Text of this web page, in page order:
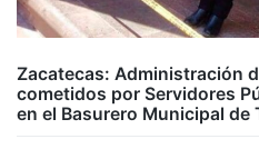
Zacatecas: Administración
cometidos por Servidores
en el Basurero Municipal de